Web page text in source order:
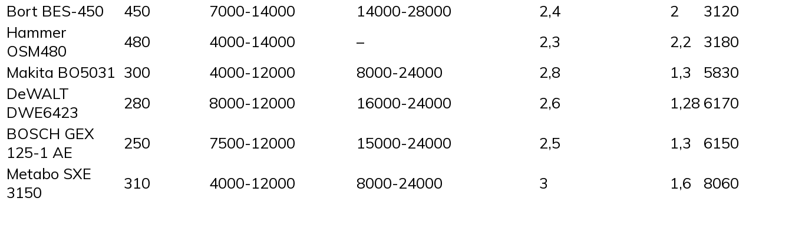
Bort BES-450
450 7000-14000 14000-28000 2,4 2
3120
Hammer
OSM480
480 4000-14000 – 2,3 2,2
3180
Makita BO5031 300 4000-12000 8000-24000 2,8 1,3
5830
DeWALT
DWE6423
280 8000-12000 16000-24000 2,6 1,28 6170
BOSCH GEX
125-1 AE
250 7500-12000 15000-24000 2,5 1,3
6150
Metabo SXE
3150
310 4000-12000 8000-24000 3 1,6 8060